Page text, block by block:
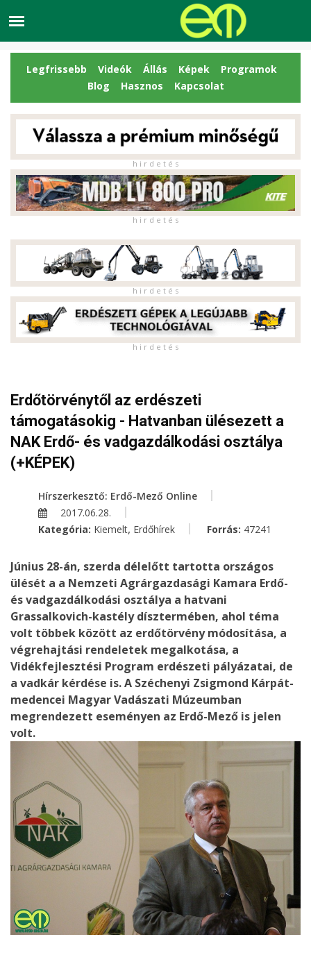
Legfrissebb Videók Állás Képek
Programok
Blog
Hasznos Kapcsolat
h i r d e t é s
h i r d e t é s
h i r d e t é s
h i r d e t é s
Erdőtörvénytől az erdészeti
támogatásokig - Hatvanban ülésezett a
NAK Erdő- és vadgazdálkodási osztálya
(+KÉPEK)
Hírszerkesztő: Erdő-Mező Online
2017.06.28.
Kategória: Kiemelt, Erdőhírek Forrás: 47241
Június 28-án, szerda délelőtt tartotta országos
ülését a a Nemzeti Agrárgazdasági Kamara Erdő-
és vadgazdálkodási osztálya a hatvani
Grassalkovich-kastély dísztermében, ahol téma
volt többek között az erdőtörvény módosítása, a
végrehajtási rendeletek megalkotása, a
Vidékfejlesztési Program erdészeti pályázatai, de
a vadkár kérdése is. A Széchenyi Zsigmond Kárpát-
medencei Magyar Vadászati Múzeumban
megrendezett eseményen az Erdő-Mező is jelen
volt.